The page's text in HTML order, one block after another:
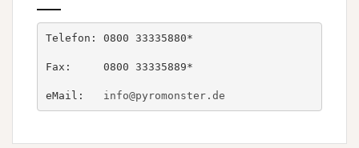
Telefon: 0800 33335880*
Fax:     0800 33335889*
eMail: info@pyromonster.de